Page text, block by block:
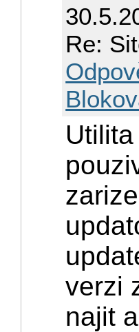
Re:
verzi
najit